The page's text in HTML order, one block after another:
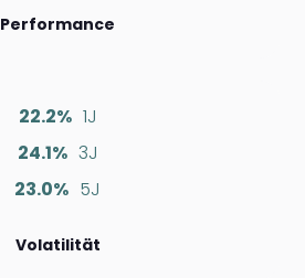
Performance
22.2% 1J
24.1% 3J
23.0% 5J
Volatilität